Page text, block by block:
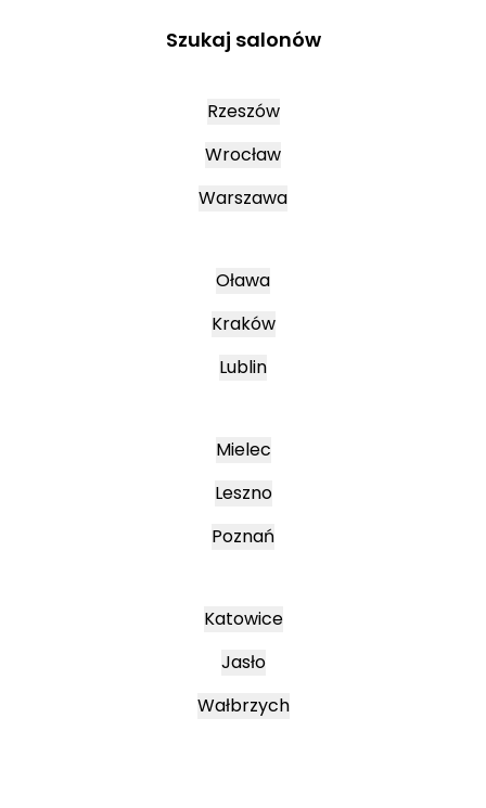
Szukaj salonów
Rzeszów
Wrocław
Warszawa
Oława
Kraków
Lublin
Mielec
Leszno
Poznań
Katowice
Jasło
Wałbrzych